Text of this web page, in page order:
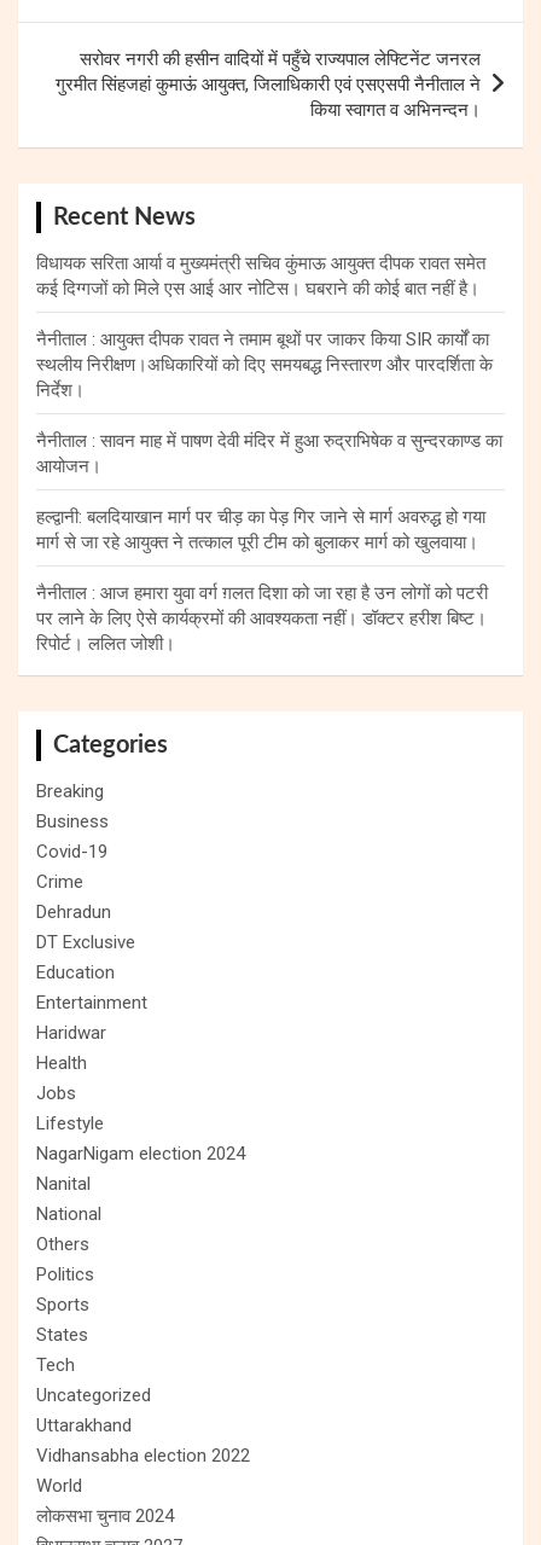
सरोवर नगरी की हसीन वादियों में पहुँचे राज्यपाल लेफ्टिनेंट जनरल
गुरमीत सिंहजहां कुमाऊं आयुक्त, जिलाधिकारी एवं एसएसपी नैनीताल ने
किया स्वागत व अभिनन्दन।
Recent News
विधायक सरिता आर्या व मुख्यमंत्री सचिव कुंमाऊ आयुक्त दीपक रावत समेत
कई दिग्गजों को मिले एस आई आर नोटिस। घबराने की कोई बात नहीं है।
नैनीताल : आयुक्त दीपक रावत ने तमाम बूथों पर जाकर किया SIR कार्यों का
स्थलीय निरीक्षण।अधिकारियों को दिए समयबद्ध निस्तारण और पारदर्शिता के
निर्देश।
नैनीताल : सावन माह में पाषण देवी मंदिर में हुआ रुद्राभिषेक व सुन्दरकाण्ड का
आयोजन।
हल्द्वानी: बलदियाखान मार्ग पर चीड़ का पेड़ गिर जाने से मार्ग अवरुद्ध हो गया
मार्ग से जा रहे आयुक्त ने तत्काल पूरी टीम को बुलाकर मार्ग को खुलवाया।
नैनीताल : आज हमारा युवा वर्ग ग़लत दिशा को जा रहा है उन लोगों को पटरी
पर लाने के लिए ऐसे कार्यक्रमों की आवश्यकता नहीं। डॉक्टर हरीश बिष्ट।
रिपोर्ट। ललित जोशी।
Categories
Breaking
Business
Covid-19
Crime
Dehradun
DT Exclusive
Education
Entertainment
Haridwar
Health
Jobs
Lifestyle
NagarNigam election 2024
Nanital
National
Others
Politics
Sports
States
Tech
Uncategorized
Uttarakhand
Vidhansabha election 2022
World
लोकसभा चुनाव 2024